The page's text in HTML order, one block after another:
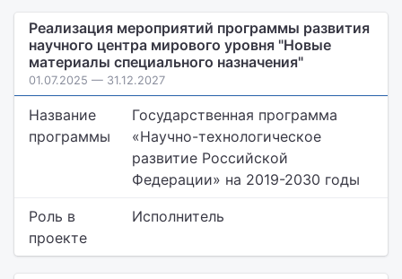
Реализация мероприятий программы развития
научного центра мирового уровня "Новые
материалы специального назначения"
01.07.2025 — 31.12.2027
Название
программы
Государственная программа
«Научно-технологическое
развитие Российской
Федерации» на 2019-2030 годы
Роль в
проекте
Исполнитель